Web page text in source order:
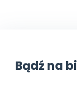
Bądź na